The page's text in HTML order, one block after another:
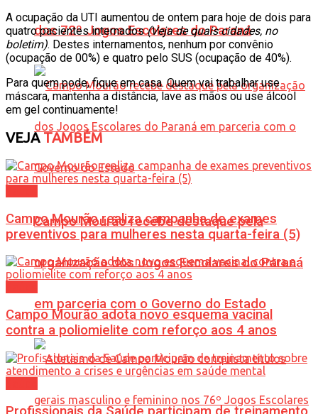
dos 72º Jogos Escolares do Paraná
Campo Mourão recebe destaque pela
organização dos Jogos Escolares do Paraná
em parceria com o Governo do Estado
A ocupação da UTI aumentou de ontem para hoje de dois para
quatro pacientes internados(Veja de quais cidades, no
boletim). Destes internamentos, nenhum por convênio
(ocupação de 00%) e quatro pelo SUS (ocupação de 40%).
Para quem pode, fique em casa. Quem vai trabalhar use
máscara, mantenha a distância, lave as mãos ou use álcool
em gel continuamente!
VEJATAMBÉM
Campo Mourão realiza campanha de exames
preventivos para mulheres nesta quarta-feira (5)
Campo Mourão adota novo esquema vacinal
contra a poliomielite com reforço aos 4 anos
Profissionais da Saúde participam de treinamento